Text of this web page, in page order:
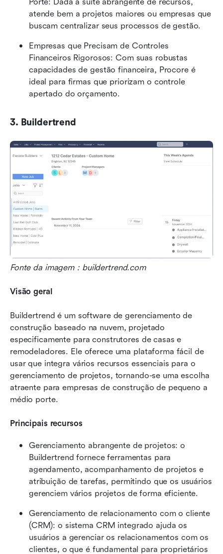
Porte: Dada a suíte abrangente de recursos,
atende bem a projetos maiores ou empresas que
buscam centralizar seus processos de gestão.
Empresas que Precisam de Controles
Financeiros Rigorosos: Com suas robustas
capacidades de gestão financeira, Procore é
ideal para firmas que priorizam o controle
apertado do orçamento.
3. Buildertrend
Fonte da imagem：buildertrend.com
Visão geral
Buildertrend é um software de gerenciamento de
construção baseado na nuvem, projetado
especificamente para construtores de casas e
remodeladores. Ele oferece uma plataforma fácil de
usar que integra vários recursos essenciais para o
gerenciamento de projetos, tornando-se uma escolha
atraente para empresas de construção de pequeno a
médio porte.
Principais recursos
Gerenciamento abrangente de projetos: o
Buildertrend fornece ferramentas para
agendamento, acompanhamento de projetos e
atribuição de tarefas, permitindo que os usuários
gerenciem vários projetos de forma eficiente.
Gerenciamento de relacionamento com o cliente
(CRM): o sistema CRM integrado ajuda os
usuários a gerenciar os relacionamentos com os
clientes, o que é fundamental para proprietários